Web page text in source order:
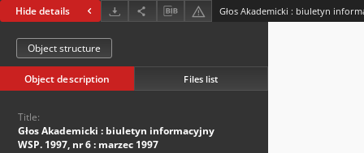
Hide details
Object structure
Object description Files list
Title:
Głos Akademicki : biuletyn informacyjny
WSP. 1997, nr 6 : marzec 1997